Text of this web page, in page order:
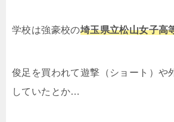
学校は強豪校の埼玉県立松山女子高
俊足を買われて遊撃（ショート）や
していたとか…